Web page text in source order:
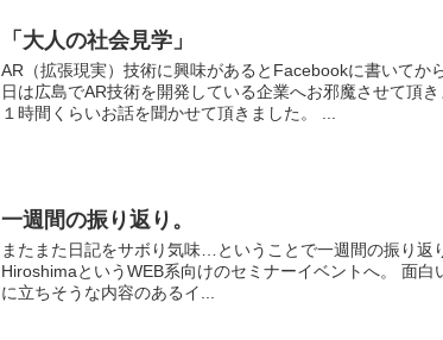
「大人の社会見学」
AR（拡張現実）技術に興味があるとFacebookに書いてか
日は広島でAR技術を開発している企業へお邪魔させて頂
１時間くらいお話を聞かせて頂きました。 ...
一週間の振り返り。
またまた日記をサボり気味…ということで一週間の振り返
HiroshimaというWEB系向けのセミナーイベントへ。 面
に立ちそうな内容のあるイ...